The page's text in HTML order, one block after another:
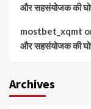
और सहसंयोजक की
mostbet_xqmt
और सहसंयोजक की
Archives